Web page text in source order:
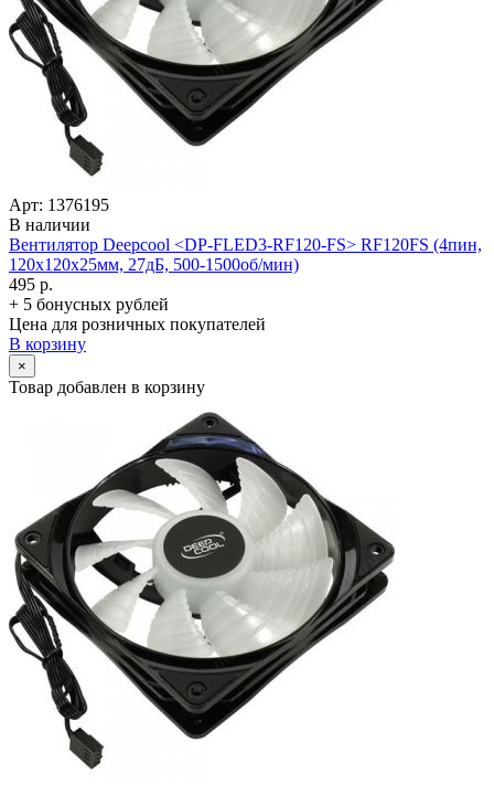
Арт: 1376195
В наличии
Вентилятор Deepcool <DP-FLED3-RF120-FS> RF120FS (4пин,
120x120x25мм, 27дБ, 500-1500об/­мин)
495 р.
+ 5 бонусных рублей
Цена для розничных покупателей
В корзину
×
Товар добавлен в корзину